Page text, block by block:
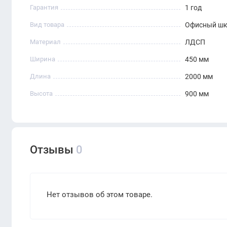
Гарантия 1 год
Вид товара Офисный
Материал ЛДСП
Ширина 450 мм
Длина 2000 мм
Высота 900 мм
Отзывы 0
Нет отзывов об этом товаре.